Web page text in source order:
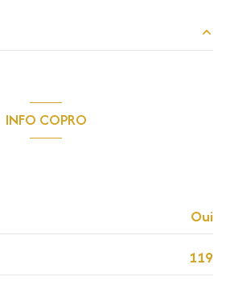
5.04 m²
1.32 m²
INFO COPRO
Oui
119